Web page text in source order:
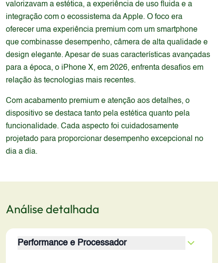
valorizavam a estética, a experiência de uso fluida e a
integração com o ecossistema da Apple. O foco era
oferecer uma experiência premium com um smartphone
que combinasse desempenho, câmera de alta qualidade e
design elegante. Apesar de suas características avançadas
para a época, o iPhone X, em 2026, enfrenta desafios em
relação às tecnologias mais recentes.
Com acabamento premium e atenção aos detalhes, o
dispositivo se destaca tanto pela estética quanto pela
funcionalidade. Cada aspecto foi cuidadosamente
projetado para proporcionar desempenho excepcional no
dia a dia.
Análise detalhada
Performance e Processador